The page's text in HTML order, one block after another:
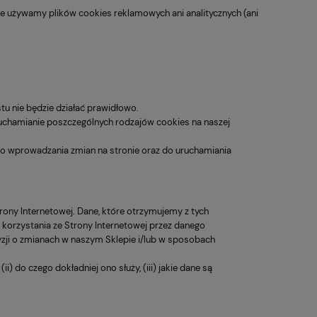
plików cookies reklamowych ani analitycznych (ani
nie będzie działać prawidłowo.
poszczególnych rodzajów cookies na naszej
wprowadzania zmian na stronie oraz do uruchamiania
Internetowej. Dane, które otrzymujemy z tych
ze Strony Internetowej przez danego
o zmianach w naszym Sklepie i/lub w sposobach
do czego dokładniej ono służy, (iii) jakie dane są